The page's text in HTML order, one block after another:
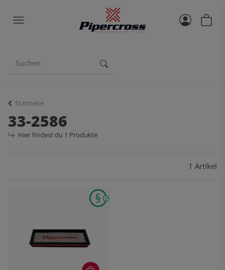
Startseite
33-2586
Hier findest du 1 Produkte
1 Artikel